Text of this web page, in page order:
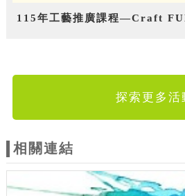
115年工藝推廣課程—Craft
探索更多活
相關連結